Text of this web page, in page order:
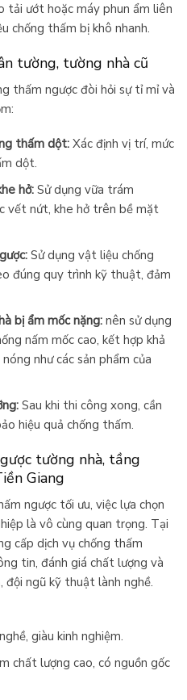
tải ướt hoặc máy phun ẩm liên
chống thấm bị khô nhanh.
tường, tường nhà cũ
thấm ngược đòi hỏi sự tỉ mỉ và
thấm dột:Xác định vị trí, mức
dột.
hở:Sử dụng vữa trám
vết nứt, khe hở trên bề mặt
Sử dụng vật liệu chống
đúng quy trình kỹ thuật, đảm
bị ẩm mốc nặng:nên sử dụng
nấm mốc cao, kết hợp khả
như các sản phẩm của
Sau khi thi công xong, cần
hiệu quả chống thấm.
tường nhà, tầng
Giang
ngược tối ưu, việc lựa chọn
là vô cùng quan trọng. Tại
cấp dịch vụ chống thấm
tin, đánh giá chất lượng và
đội ngũ kỹ thuật lành nghề.
giàu kinh nghiệm.
chất lượng cao, có nguồn gốc